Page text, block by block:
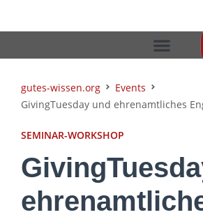
gutes-wissen.org
Events
GivingTuesday und ehrenamtliches
SEMINAR-WORKSHOP